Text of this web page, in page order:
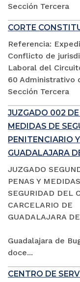
Sección Tercera
CORTE
Referencia:
Conflicto de
Laboral del
60 Administrativo
Sección Tercera
JUZGADO 002 DE
MEDIDAS DE
PENITENCIARIO
GUADALAJARA
JUZGADO
PENAS Y
SEGURIDAD DEL
CARCELARIO DE
GUADALAJARA
Guadalajara de
doce...
CENTRO DE